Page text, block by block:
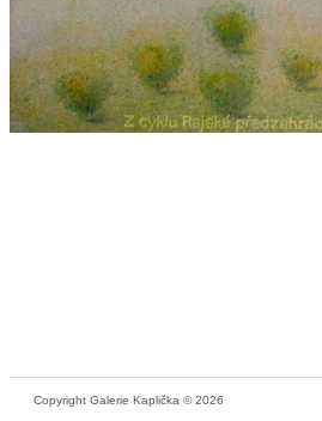
Copyright Galerie Kaplička © 2026